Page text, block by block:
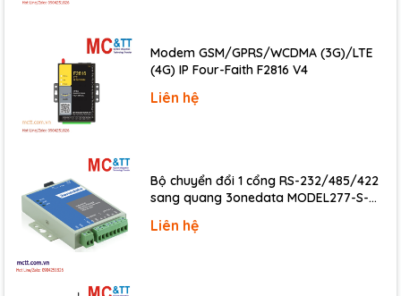
Environment
Operating Temperature
-25 ~ +75℃
Storage Temperature
-30 ~ +85 ℃
Humidity
Datasheet
Documents
Ordering Information
PROFIBUS DP to Multi-mode Fiber Converter
Modem GSM/GPRS/WCDMA (3G)/LTE
(4G) IP Four-Faith F2816 V4
Liên hệ
Bộ chuyển đổi 1 cổng RS-232/485/422
sang quang 3onedata MODEL277-S-
20KM)
Liên hệ